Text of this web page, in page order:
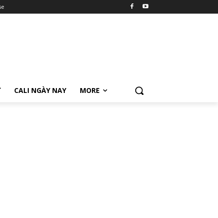
CALI NGÀY NAY MORE